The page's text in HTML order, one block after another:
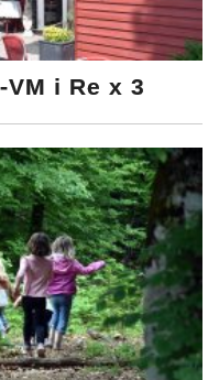
i Re x 3